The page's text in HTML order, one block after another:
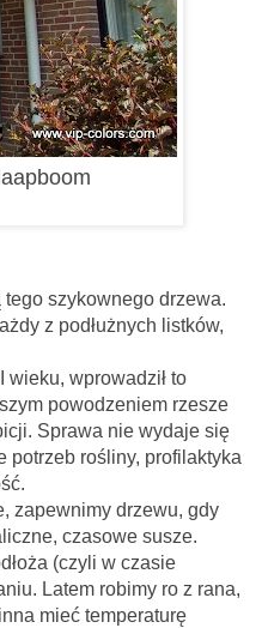
szykownego drzewa.
z podłużnych listków,
wprowadził to
powodzeniem rzesze
Sprawa nie wydaje się
potrzeb rośliny, profilaktyka
drzewu, gdy
czasowe susze.
(czyli w czasie
Latem robimy ro z rana,
mieć temperaturę